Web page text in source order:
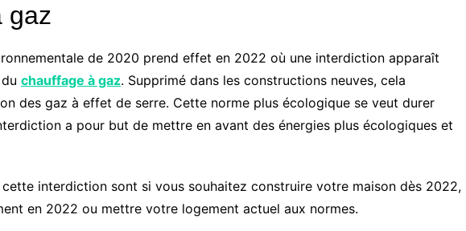
gaz
de 2020 prend effet en 2022 où une interdiction apparaît
chauffage à gaz. Supprimé dans les constructions neuves, cela
des gaz à effet de serre. Cette norme plus écologique se veut durer
a pour but de mettre en avant des énergies plus écologiques et
cette interdiction sont si vous souhaitez construire votre maison dès 2022,
en 2022 ou mettre votre logement actuel aux normes.